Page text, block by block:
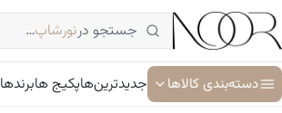
رفتن
به
محتوا
جستجو درنورشاپ…
دسته‌بندی کالاها جدیدترین‌هاپکیج هابرندها